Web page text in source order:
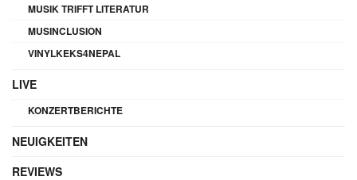
MUSIK TRIFFT LITERATUR
MUSINCLUSION
VINYLKEKS4NEPAL
LIVE
KONZERTBERICHTE
NEUIGKEITEN
REVIEWS